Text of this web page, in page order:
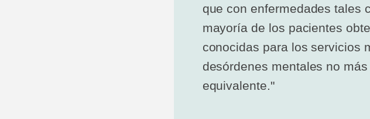
que con enfermedades tales
mayoría de los pacientes
conocidas para los servicios
desórdenes mentales no
equivalente."